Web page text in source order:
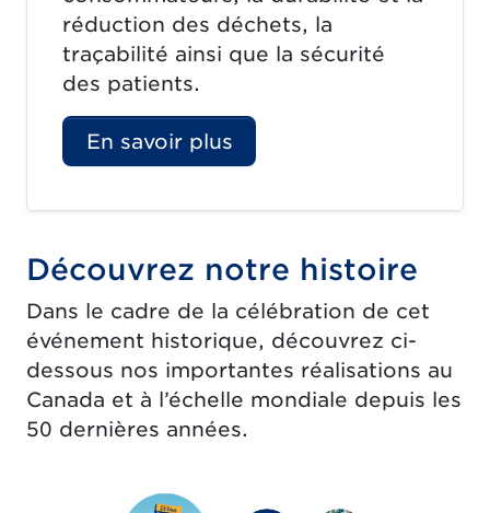
réduction des déchets, la
traçabilité ainsi que la sécurité
des patients.
En savoir plus
Découvrez notre histoire
Dans le cadre de la célébration de cet
événement historique, découvrez ci-
dessous nos importantes réalisations au
Canada et à l’échelle mondiale depuis les
50 dernières années.